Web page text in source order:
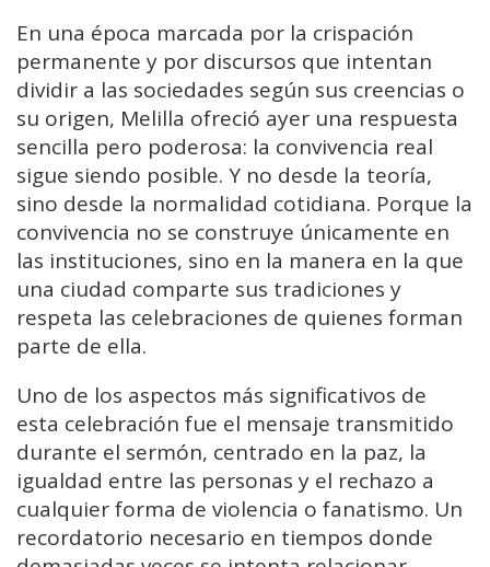
En una época marcada por la crispación
permanente y por discursos que intentan
dividir a las sociedades según sus creencias o
su origen, Melilla ofreció ayer una respuesta
sencilla pero poderosa: la convivencia real
sigue siendo posible. Y no desde la teoría,
sino desde la normalidad cotidiana. Porque la
convivencia no se construye únicamente en
las instituciones, sino en la manera en la que
una ciudad comparte sus tradiciones y
respeta las celebraciones de quienes forman
parte de ella.
Uno de los aspectos más significativos de
esta celebración fue el mensaje transmitido
durante el sermón, centrado en la paz, la
igualdad entre las personas y el rechazo a
cualquier forma de violencia o fanatismo. Un
recordatorio necesario en tiempos donde